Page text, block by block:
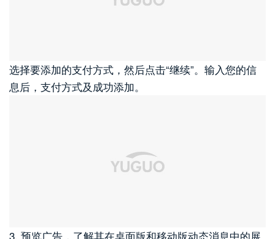
选择要添加的支付方式，然后点击“继续”。输入您的信
息后，支付方式及成功添加。
3. 预览广告，了解其在桌面版和移动版动态消息中的展